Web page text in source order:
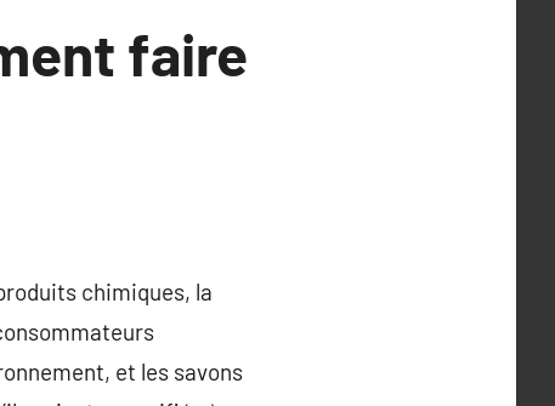
faire
chimiques, la
et les savons